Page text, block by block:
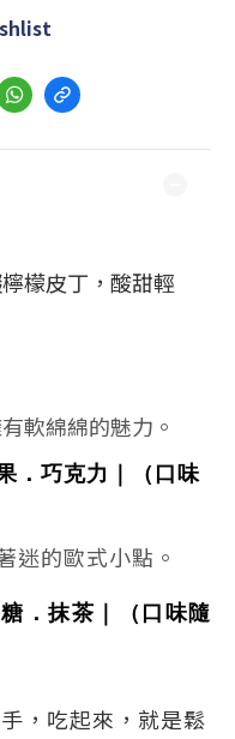
檬皮丁，酸甜輕
軟綿綿的魅力。
．巧克力
｜（口味
迷的歐式小點。
．抹茶｜ （口味隨
，吃起來，就是鬆